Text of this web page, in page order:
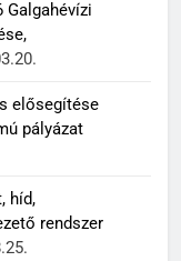
Galgahévízi
elősegítése
pályázat
híd,
rendszer